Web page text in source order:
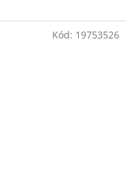
Kód: 19753526